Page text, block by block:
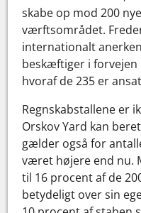
skabe op mod 200
værftsområdet.
internationalt
beskæftiger i forvejen
hvoraf de 235 er
Regnskabstallene er
Orskov Yard kan
gælder også for
været højere end nu.
til 16 procent af de
betydeligt over sin